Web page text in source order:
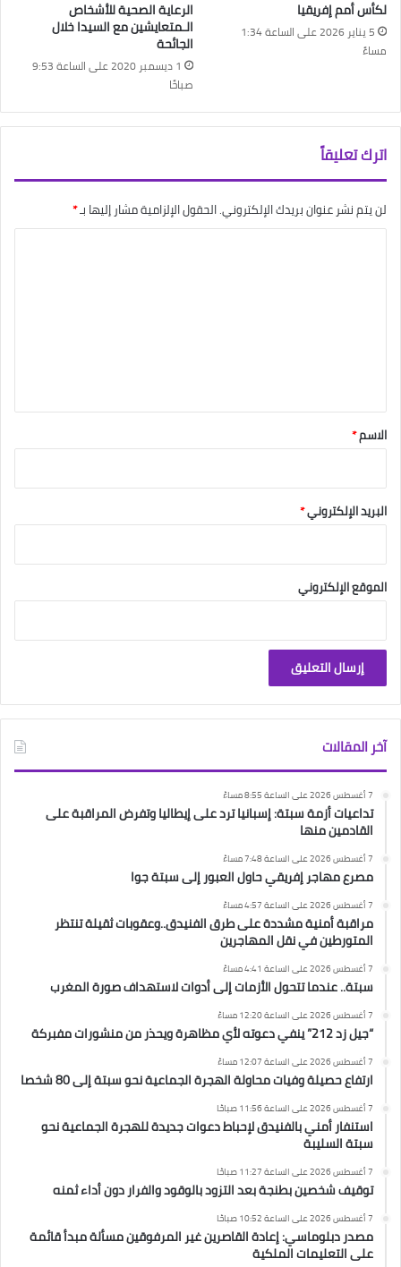
لكأس أمم إفريقيا
5 يناير 2026 على الساعة 1:34
مساءً
الرعاية الصحية للأشخاص
الـمتعايشين مع السيدا خلال
الجائحة
1 ديسمبر 2020 على الساعة 9:53
صباحًا
اترك تعليقاً
لن يتم نشر عنوان بريدك الإلكتروني.الحقول الإلزامية مشار إليها بـ*
*
الاسم*
البريد الإلكتروني*
الموقع الإلكتروني
آخر المقالات
7 أغسطس 2026 على الساعة 8:55 مساءً
تداعيات أزمة سبتة: إسبانيا ترد على إيطاليا وتفرض المراقبة على
القادمين منها
7 أغسطس 2026 على الساعة 7:48 مساءً
مصرع مهاجر إفريقي حاول العبور إلى سبتة جوا
7 أغسطس 2026 على الساعة 4:57 مساءً
مراقبة أمنية مشددة على طرق الفنيدق..وعقوبات ثقيلة تنتظر
المتورطين في نقل المهاجرين
7 أغسطس 2026 على الساعة 4:41 مساءً
سبتة.. عندما تتحول الأزمات إلى أدوات لاستهداف صورة المغرب
7 أغسطس 2026 على الساعة 12:20 مساءً
“جيل زد 212” ينفي دعوته لأي مظاهرة ويحذر من منشورات مفبركة
7 أغسطس 2026 على الساعة 12:07 مساءً
ارتفاع حصيلة وفيات محاولة الهجرة الجماعية نحو سبتة إلى 80 شخصا
7 أغسطس 2026 على الساعة 11:56 صباحًا
استنفار أمني بالفنيدق لإحباط دعوات جديدة للهجرة الجماعية نحو
سبتة السليبة
7 أغسطس 2026 على الساعة 11:27 صباحًا
توقيف شخصين بطنجة بعد التزود بالوقود والفرار دون أداء ثمنه
7 أغسطس 2026 على الساعة 10:52 صباحًا
مصدر دبلوماسي: إعادة القاصرين غير المرفوقين مسألة مبدأ قائمة
على التعليمات الملكية